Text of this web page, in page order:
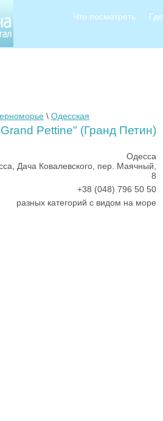
Что посмотреть
\ Одесская
Pettine" (Гранд Петин)
Одесса
Дача Ковалевского, пер. Маячный,
8
+38 (048) 796 50 50
разных категорий с видом на море